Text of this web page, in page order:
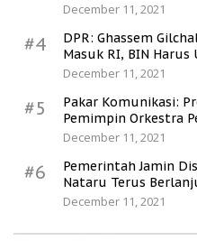
December 11, 2021
#4
DPR: Ghassem
Masuk RI, BIN Harus
December 11, 2021
#5
Pakar Komunikasi:
Pemimpin Orkestra
December 11, 2021
#6
Pemerintah Jamin
Nataru Terus
December 11, 2021